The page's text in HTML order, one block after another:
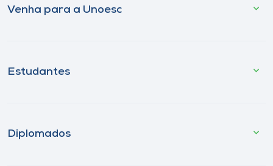
Venha para a Unoesc
Estudantes
Diplomados